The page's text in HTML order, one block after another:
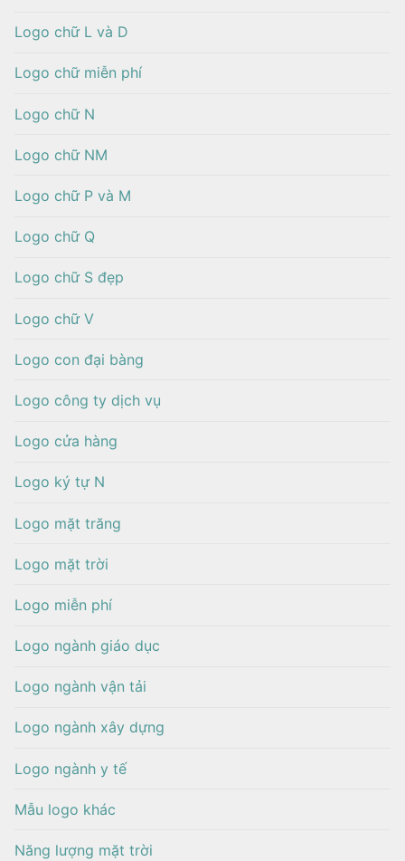
Logo chữ L và D
Logo chữ miễn phí
Logo chữ N
Logo chữ NM
Logo chữ P và M
Logo chữ Q
Logo chữ S đẹp
Logo chữ V
Logo con đại bàng
Logo công ty dịch vụ
Logo cửa hàng
Logo ký tự N
Logo mặt trăng
Logo mặt trời
Logo miễn phí
Logo ngành giáo dục
Logo ngành vận tải
Logo ngành xây dựng
Logo ngành y tế
Mẫu logo khác
Năng lượng mặt trời